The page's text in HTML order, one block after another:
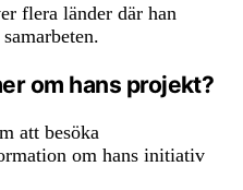
flera länder där han
om hans projekt?
att besöka
om hans initiativ